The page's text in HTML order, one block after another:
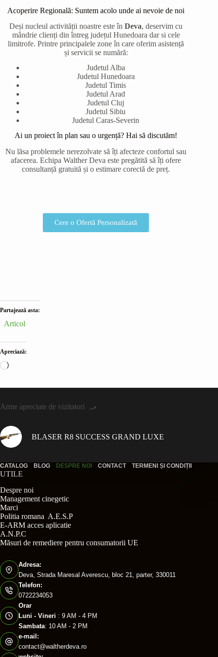
Acoperire Regională: Suntem acolo unde ai nevoie de noi
Deși nucleul activității noastre este înDeva, deservim cu
mândrie clienți din întreg județul Hunedoara dar si cele
limitrofe. Printre principalele zone în care oferim asistență
și servicii se numără:
Judetul Alba
Judetul Hunedoara
Judetul Timis
Judetul Arad
Judetul Cluj
Judetul Sibiu
Judetul Caras-Severin
Ai un proiect în plan sau o urgență? Hai să discutăm!
Nu lăsa problemele nerezolvate să îți afecteze confortul sau
afacerea. Echipa Walther Deva este pregătită să îți ofere
consultanță gratuită și o estimare corectă de preț.
Cere o Ofertă Personalizată
Partajează asta:
Articol
Apreciază:
Arme apreciate de vizitatori
BLASER R8 SUCCESS GRAND LUXE
CATALOG BLOG DESPRE NOI CONTACT TERMENI ȘI CONDIȚII
UTILE
Despre noi
Management cinegetic
Marci
Politia romana A.E.S.P
E-ARM acces aplicatie
A.N.P.C
Măsuri de remediere pentru consumatorii UE
Adresa:
Deva, Strada Maresal Averescu, bloc 21, parter, 330011
Telefon:
0722234053
Orar
Luni - Vineri : 9 AM - 4 PM
Sambata: 10 AM - 2 PM
e-mail:
contact@waltherdeva.ro